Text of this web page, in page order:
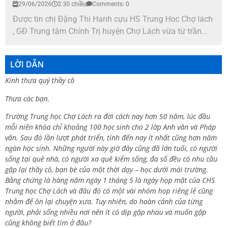
29/06/2026 2:30 chiều Comments: 0
Được tin chị Đặng Thi Hanh cựu HS Trung Hoc Chợ lách
, GĐ Trung tâm Chính Trị huyện Chợ Lách vừa từ trần...
LỜI DẪN
Kính thưa quý thầy cô
Thưa các bạn.
Trường Trung học Chợ Lách ra đời cách nay hơn 50 năm, lúc đầu
mỗi niên khóa chỉ khoảng 100 học sinh cho 2 lớp Anh văn và Pháp
văn. Sau đó lần lượt phát triển, tính đến nay ít nhất cũng hơn năm
ngàn học sinh. Những người này giờ đây cũng đã lớn tuổi, có người
sống tại quê nhà, có người xa quê kiếm sống, đa số đều có nhu cầu
gặp lại thầy cô, bạn bè của một thời dạy – học dưới mái trường.
Bằng chứng là hàng năm ngày 1 tháng 5 là ngày họp mặt của CHS
Trung học Chợ Lách và đâu đó có một vài nhóm họp riêng lẻ cũng
nhằm để ôn lại chuyện xưa. Tuy nhiên, do hoàn cảnh của từng
người, phải sống nhiều nơi nên ít có dịp gặp nhau và muốn gặp
cũng không biết tìm ở đâu?